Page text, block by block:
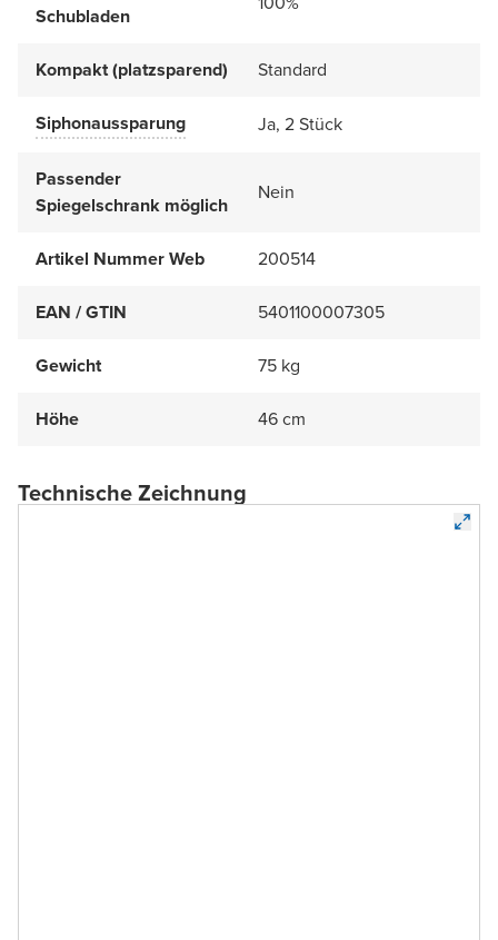
Schubladen
Kompakt (platzsparend) Standard
Siphonaussparung Ja, 2 Stück
Passender
Spiegelschrank möglich
Nein
Artikel Nummer Web 200514
EAN / GTIN 5401100007305
Gewicht 75 kg
Höhe 46 cm
Technische Zeichnung